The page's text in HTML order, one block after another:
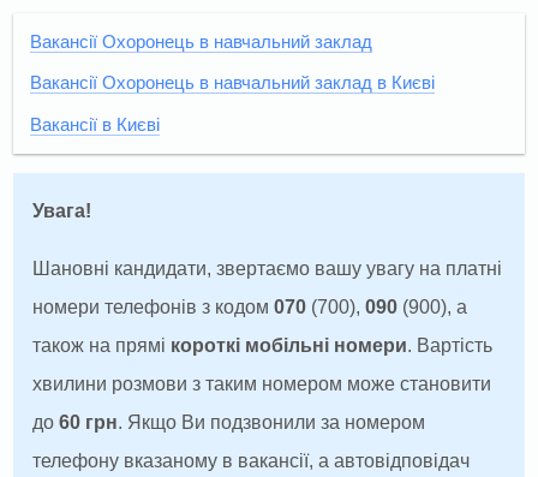
Вакансії Охоронець в навчальний заклад
Вакансії Охоронець в навчальний заклад в Києві
Вакансії в Києві
Увага!
Шановні кандидати, звертаємо вашу увагу на платні
номери телефонів з кодом070 (700),090 (900), а
також на прямі короткі мобільні номери. Вартість
хвилини розмови з таким номером може становити
до60 грн. Якщо Ви подзвонили за номером
телефону вказаному в вакансії, а автовідповідач